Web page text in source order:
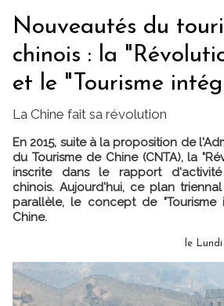
Nouveautés du
chinois : la
et le "Tourisme
La Chine fait sa révolution
En 2015, suite à la proposition de
du Tourisme de Chine (CNTA), la
inscrite dans le rapport
chinois. Aujourd'hui, ce plan
parallèle, le concept de "Tourisme
Chine.
le